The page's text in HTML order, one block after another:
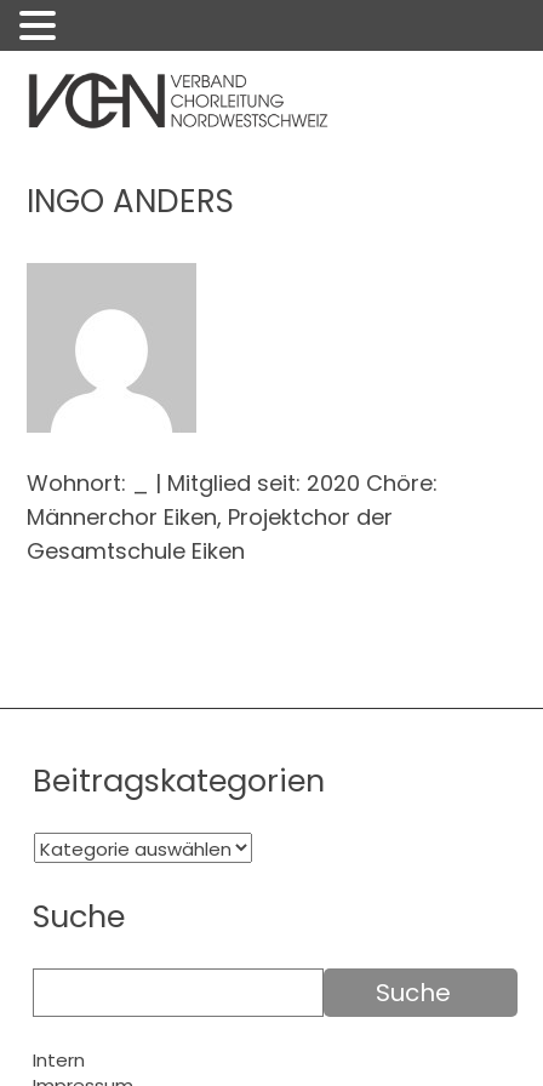
INGO ANDERS
Wohnort: _ | Mitglied seit: 2020 Chöre:
Männerchor Eiken, Projektchor der
Gesamtschule Eiken
Beitragskategorien
Suche
Intern